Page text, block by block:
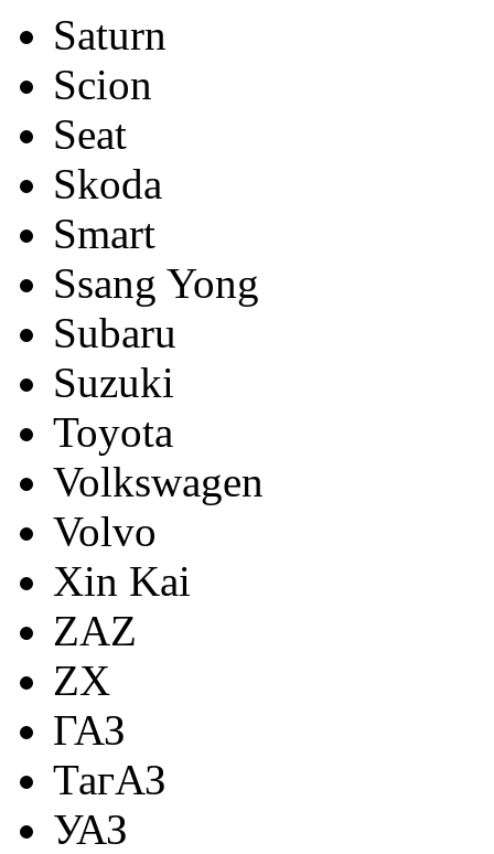
Saturn
Scion
Seat
Skoda
Smart
Ssang Yong
Subaru
Suzuki
Toyota
Volkswagen
Volvo
Xin Kai
ZAZ
ZX
ГАЗ
ТагАЗ
УАЗ